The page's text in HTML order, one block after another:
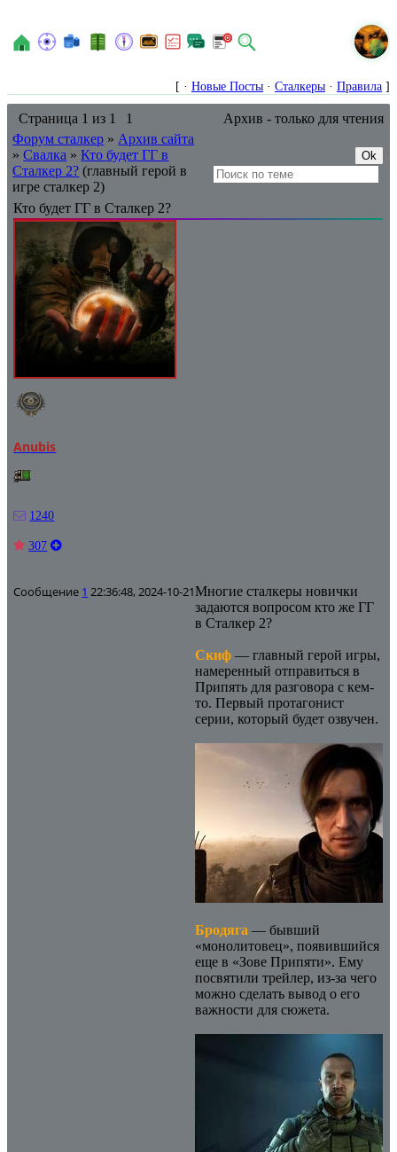
N
[ · Новые Посты · Сталкеры · Правила ]
Страница 1 из 1 1
Архив - только для чтения
Форум сталкер » Архив сайта
» Свалка » Кто будет ГГ в
Сталкер 2? (главный герой в
игре сталкер 2)
Кто будет ГГ в Сталкер 2?
Anubis
1240
307
Сообщение 1 22:36:48, 2024-10-21Многие сталкеры новички
задаются вопросом кто же ГГ
в Сталкер 2?
Скиф — главный герой игры,
намеренный отправиться в
Припять для разговора с кем-
то. Первый протагонист
серии, который будет озвучен.
Бродяга — бывший
«монолитовец», появившийся
еще в «Зове Припяти». Ему
посвятили трейлер, из-за чего
можно сделать вывод о его
важности для сюжета.